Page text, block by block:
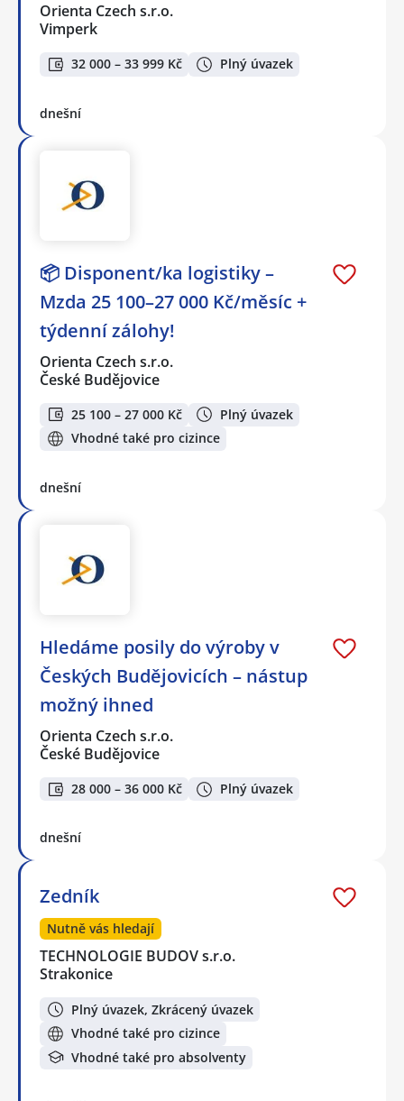
Orienta Czech s.r.o.
Vimperk
32 000 – 33 999 Kč Plný úvazek
dnešní
📦 Disponent/ka logistiky –
Mzda 25 100–27 000 Kč/měsíc +
týdenní zálohy!
Orienta Czech s.r.o.
České Budějovice
25 100 – 27 000 Kč
Plný úvazek
Vhodné také pro cizince
dnešní
Hledáme posily do výroby v
Českých Budějovicích – nástup
možný ihned
Orienta Czech s.r.o.
České Budějovice
28 000 – 36 000 Kč Plný úvazek
dnešní
Zedník
Nutně vás hledají
TECHNOLOGIE BUDOV s.r.o.
Strakonice
Plný úvazek, Zkrácený úvazek
Vhodné také pro cizince
Vhodné také pro absolventy